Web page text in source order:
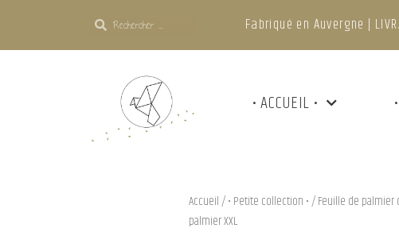
Fabriqué en Auvergne |
• ACCUEIL •
Accueil/• Petite collection •/Feuille de palmier
palmier XXL